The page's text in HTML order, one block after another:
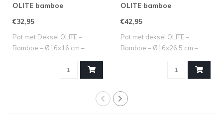
OLITE bamboe
€32,95
Pot met Deksel OLITE –
Bamboe – Ø16x16 cm –
OLITE bamboe
€42,95
Pot met deksel OLITE –
Bamboe – Ø16x26,5 cm –